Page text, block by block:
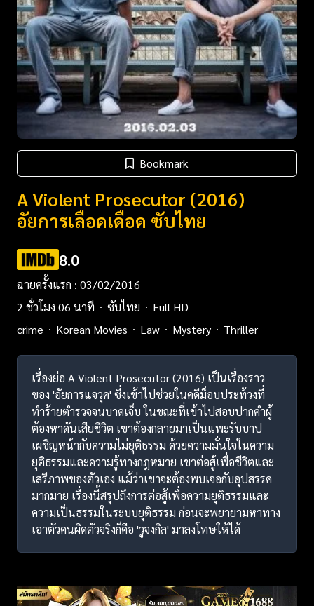
Bookmark
A Violent Prosecutor (2016)
อัยการเลือดเดือด ซับไทย
8.0
ฉายครั้งแรก : 03/02/2016
2 ชั่วโมง 06 นาที
ซับไทย
Full HD
crime
Korean Movies Law Mystery Thriller
เรื่องย่อ A Violent Prosecutor (2016) เป็นเรื่องราว
ของ 'อัยการแจวุค' ซึ่งเข้าไปช่วยในคดีม็อบประท้วงที่
ทำร้ายตำรวจจนบาดเจ็บ ในขณะที่เข้าไปสอบปากคำผู้
ต้องหาดันเสียชีวิต เขาต้องกลายมาเป็นแพะรับบาป
เผชิญหน้ากับความไม่ยุติธรรม ด้วยความมั่นใจในความ
ยุติธรรมและความรู้ทางกฎหมาย เขาต่อสู้เพื่อชีวิตและ
เสรีภาพของตัวเอง แม้ว่าเขาจะต้องพบเจอกับอุปสรรค
มากมาย เรื่องนี้สรุปถึงการต่อสู้เพื่อความยุติธรรมและ
ความเป็นธรรมในระบบยุติธรรม ก่อนจะพยายามหาทาง
เอาตัวคนผิดตัวจริงก็คือ 'วูจงกิล' มาลงโทษให้ได้